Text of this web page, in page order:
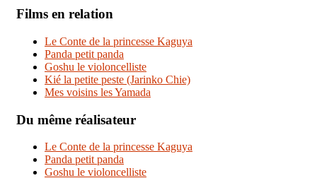
Films en relation
Le Conte de la princesse Kaguya
Panda petit panda
Goshu le violoncelliste
Kié la petite peste (Jarinko Chie)
Mes voisins les Yamada
Du même réalisateur
Le Conte de la princesse Kaguya
Panda petit panda
Goshu le violoncelliste